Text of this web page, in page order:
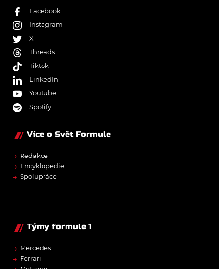
Facebook
Instagram
X
Threads
Tiktok
LinkedIn
Youtube
Spotify
Více o Svět Formule
→ Redakce
→ Encyklopedie
→ Spolupráce
Týmy formule 1
→ Mercedes
→ Ferrari